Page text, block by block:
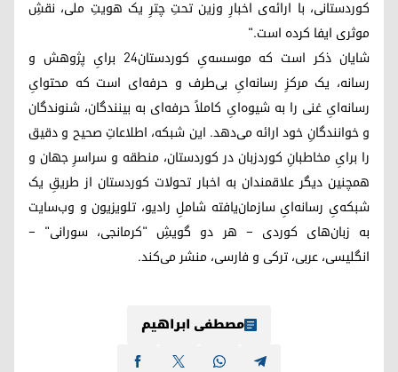
کوردستانی، با ارائه‌ی اخبارِ وزین تحتِ چترِ یک هویتِ ملی، نقشِ
موثری ایفا کرده است."
شایان ذکر است که موسسه‌یِ کوردستان۲۴ برایِ پژوهش و
رسانه، یک مرکزِ رسانه‌ایِ بی‌طرف و حرفه‌ای است که محتوایِ
رسانه‌ایِ غنی را به شیوه‌ایِ کاملاً حرفه‌ای به بینندگان، شنوندگان
و خوانندگانِ خود ارائه می‌دهد. این شبکه، اطلاعاتِ صحیح و دقیق
را برایِ مخاطبانِ کوردزبان در کوردستان، منطقه و سراسرِ جهان و
همچنین دیگر علاقمندان بە اخبار تحولات کوردستان از طریقِ یک
شبکه‌یِ رسانه‌ایِ سازمان‌یافته شاملِ رادیو، تلویزیون و وب‌سایت
به زبان‌های کوردی – هر دو گویشِ "کرمانجی، سورانی" –
انگلیسی، عربی، ترکی و فارسی، منشر می‌کند.
مصطفی ابراهیم